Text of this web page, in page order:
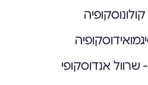
שרוול אנדוסקופי